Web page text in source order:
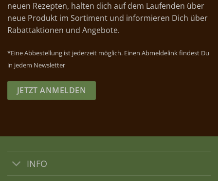
neuen Rezepten, halten dich auf dem Laufenden über
neue Produkt im Sortiment und informieren Dich über
Rabattaktionen und Angebote.
*Eine Abbestellung ist jederzeit möglich. Einen Abmeldelink findest Du
in jedem Newsletter
JETZT ANMELDEN
INFO